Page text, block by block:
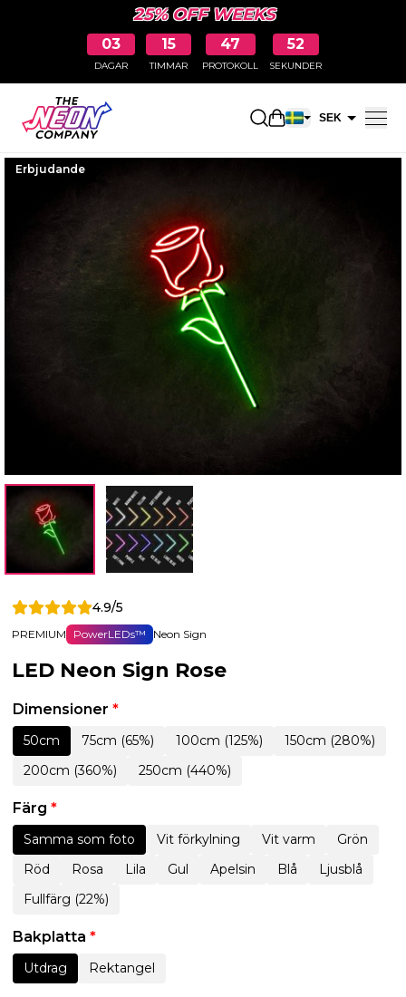
25% OFF WEEKS
03
DAGAR
15
TIMMAR
47
PROTOKOLL
51
SEKUNDER
ÖppnaSEK
Erbjudande
4.9/5
PREMIUM PowerLEDs™ Neon Sign
LED Neon Sign Rose
Dimensioner *
50cm 75cm (65%) 100cm (125%)
150cm (280%)
200cm (360%)
250cm (440%)
Färg *
Samma som foto Vit förkylning Vit varm
Grön
Röd
Rosa Lila Gul Apelsin Blå
Ljusblå
Fullfärg (22%)
Bakplatta *
Utdrag Rektangel